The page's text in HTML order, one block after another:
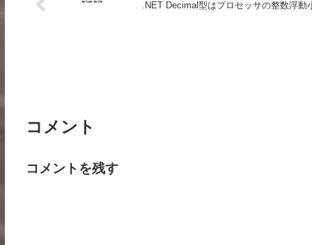
.NET Decimal型はプロセッサの整数浮
コメント
コメントを残す